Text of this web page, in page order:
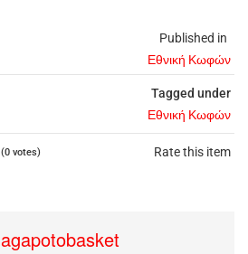
Published in
Εθνική Κωφών
Tagged under
Εθνική Κωφών
Rate this item
(0 votes)
agapotobasket